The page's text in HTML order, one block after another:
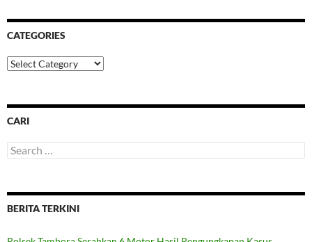
CATEGORIES
Categories
CARI
Search
for:
BERITA TERKINI